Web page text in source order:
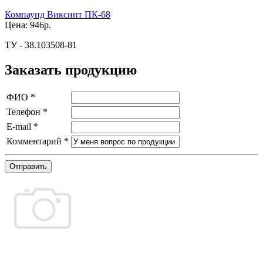
Компаунд Виксинт ПК-68
Цена: 946р.
ТУ - 38.103508-81
Заказать продукцию
ФИО *
Телефон *
E-mail *
Комментарий *
Отправить